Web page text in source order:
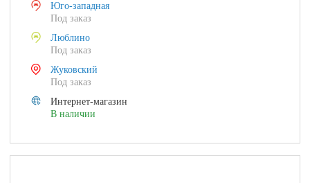
Юго-западная
Под заказ
Люблино
Под заказ
Жуковский
Под заказ
Интернет-магазин
В наличии